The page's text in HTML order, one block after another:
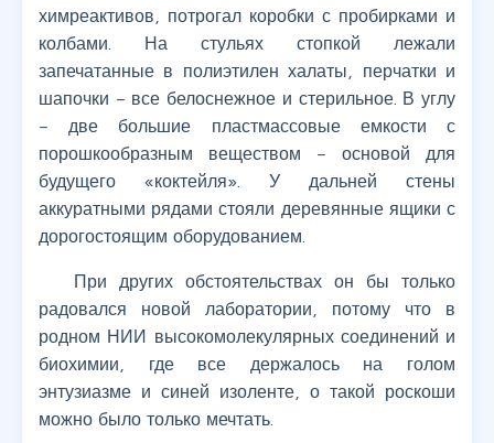
химреактивов, потрогал коробки с пробирками и
колбами. На стульях стопкой лежали
запечатанные в полиэтилен халаты, перчатки и
шапочки – все белоснежное и стерильное. В углу
– две большие пластмассовые емкости с
порошкообразным веществом – основой для
будущего «коктейля». У дальней стены
аккуратными рядами стояли деревянные ящики с
дорогостоящим оборудованием.
При других обстоятельствах он бы только
радовался новой лаборатории, потому что в
родном НИИ высокомолекулярных соединений и
биохимии, где все держалось на голом
энтузиазме и синей изоленте, о такой роскоши
можно было только мечтать.